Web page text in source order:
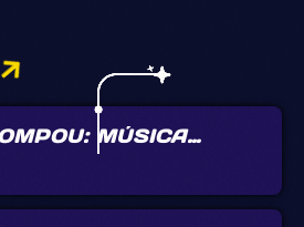
MÚSICA